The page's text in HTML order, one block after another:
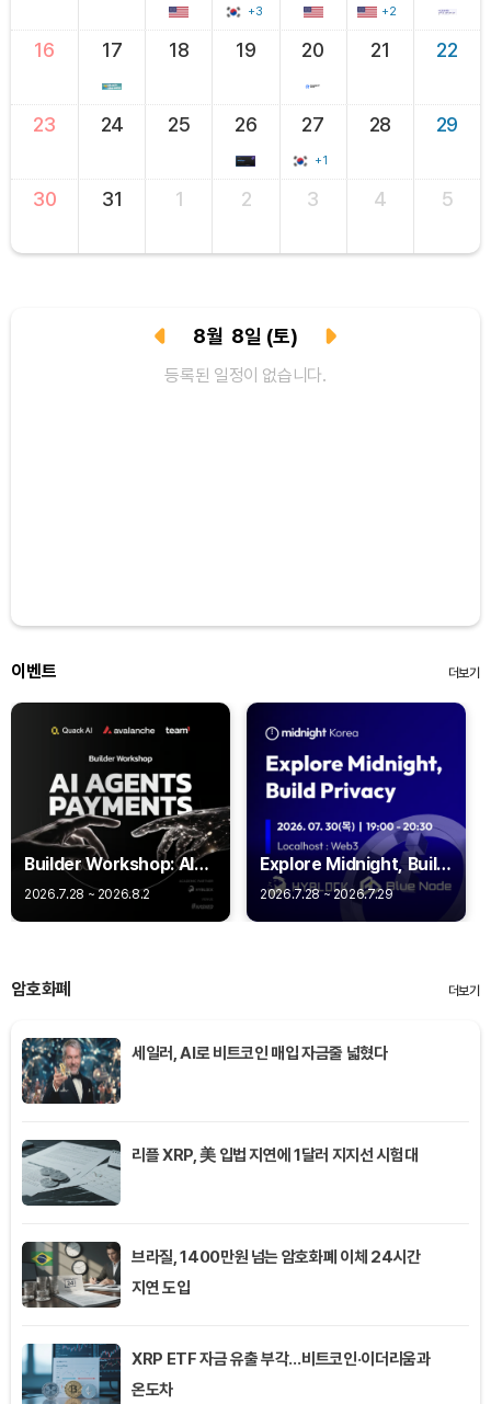
+3 +2
16 17 18 19 20 21 22
23 24 25 26 27
+1
28 29
30 31 1 2 3 4 5
8월 8일 (토)
등록된 일정이 없습니다.
이벤트 더보기
Builder Workshop: AI
Agent Payments -
2026.7.28 ~ 2026.8.2
Explore Midnight, Build
Privacy
2026.7.28 ~ 2026.7.29
암호화폐 더보기
세일러, AI로 비트코인 매입 자금줄 넓혔다
리플 XRP, 美 입법 지연에 1달러 지지선 시험대
브라질, 1400만원 넘는 암호화폐 이체 24시간
지연 도입
XRP ETF 자금 유출 부각…비트코인·이더리움과
온도차